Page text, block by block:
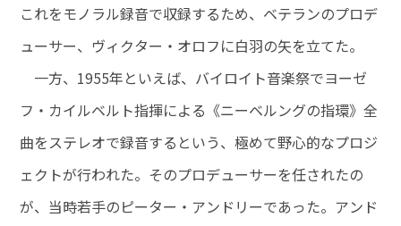
これをモノラル録音で収録するため、ベテランのプロデ
ューサー、ヴィクター・オロフに白羽の矢を立てた。
一方、1955年といえば、バイロイト音楽祭でヨーゼ
フ・カイルベルト指揮による《ニーベルングの指環》全
曲をステレオで録音するという、極めて野心的なプロジ
ェクトが行われた。そのプロデューサーを任されたの
が、当時若手のピーター・アンドリーであった。アンド